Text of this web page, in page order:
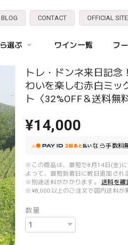
BLOG CONTACT OFFICIAL SITE
選ぶ ワイン一覧 フ
トレ・ドンネ来日記念
わいを楽しむ赤白ミッ
ト〈32%OFF＆送料無
¥14,000
なら手数料
※この商品は、最短で8月14日(金)
よって、最短到着日に数日追加され
※別途送料がかかります。
送料を確
※¥8,000以上のご注文で国内送料が
数量